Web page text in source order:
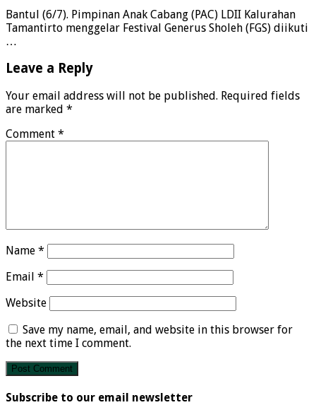
Bantul (6/7). Pimpinan Anak Cabang (PAC) LDII Kalurahan
Tamantirto menggelar Festival Generus Sholeh (FGS) diikuti
…
Leave a Reply
Your email address will not be published. Required fields
are marked *
Comment *
Name *
Email *
Website
Save my name, email, and website in this browser for
the next time I comment.
Subscribe to our email newsletter